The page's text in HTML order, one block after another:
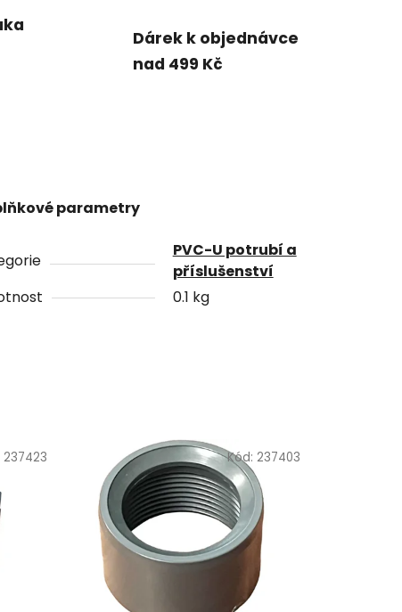
Dárek k objednávce
nad 499 Kč
parametry
PVC-U potrubí a
příslušenství
0.1 kg
237423 Kód: 237403